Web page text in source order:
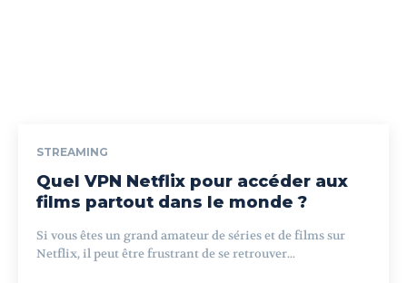
STREAMING
Quel VPN Netflix pour accéder aux
films partout dans le monde ?
Si vous êtes un grand amateur de séries et de films sur
Netflix, il peut être frustrant de se retrouver...